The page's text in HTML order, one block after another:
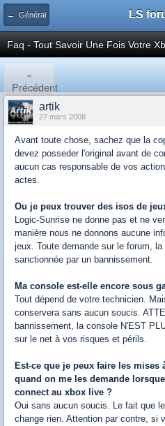
← Général LS
Faq - Tout Savoir Une Fois Votre
«
Précédent
artik
27 mars 2008
Avant toute chose, sachez que la
devez posseder l'original avant de
aucun cas responsable de vos
actes.
Ou je peux trouver des isos de
Logic-Sunrise ne donne pas et ne
manière nous ne donnons aucune
jeux. Toute demande sur le forum,
sanctionnée par un bannissement.
Ma console est-elle encore sous
Tout dépend de votre technicien.
conservera sans aucun soucis.
bannissement, la console N'EST
sur le net à vos risques et périls.
Est-ce que je peux faire les
quand on me les demande
connect au xbox live ?
Oui sans aucun soucis. Le fait que
change rien. Attention par contre, si